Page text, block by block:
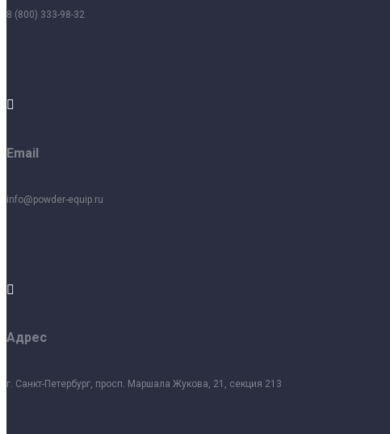
8 (800) 333-98-32

Email
info@powder-equip.ru

Адрес
г. Санкт-Петербург, просп. Маршала Жукова, 21, секция 213